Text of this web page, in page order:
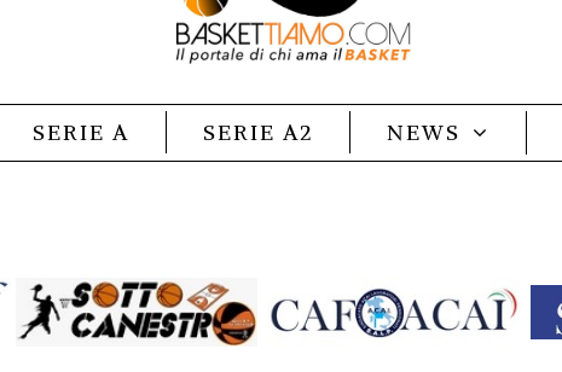
SERIE A SERIE A2 NEWS